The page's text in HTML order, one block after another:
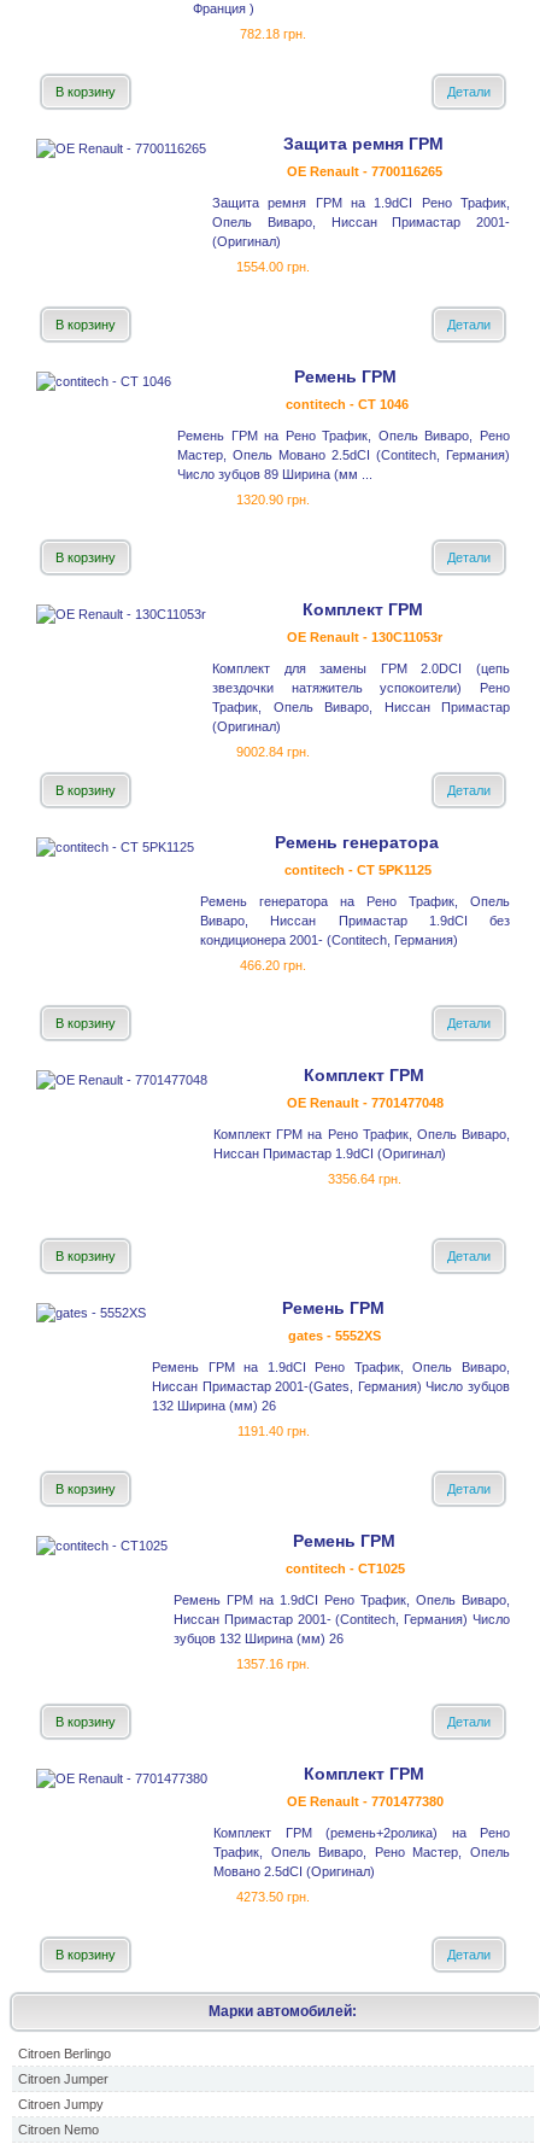
Марки автомобилей:
Citroen Berlingo
Citroen Jumper
Citroen Jumpy
Citroen Nemo
Франция )
782.18 грн.
В корзину Детали
Защита ремня ГРМ
OE Renault - 7700116265
Защита ремня ГРМ на 1.9dCI Рено Трафик,
Опель Виваро, Ниссан Примастар 2001-
(Оригинал)
1554.00 грн.
В корзину Детали
Ремень ГРМ
contitech - CT 1046
Ремень ГРМ на Рено Трафик, Опель Виваро, Рено
Мастер, Опель Мовано 2.5dCI (Contitech, Германия)
Число зубцов 89 Ширина (мм ...
1320.90 грн.
В корзину Детали
Комплект ГРМ
OE Renault - 130C11053r
Комплект для замены ГРМ 2.0DCI (цепь
звездочки натяжитель успокоители) Рено
Трафик, Опель Виваро, Ниссан Примастар
(Оригинал)
9002.84 грн.
В корзину Детали
Ремень генератора
contitech - CT 5PK1125
Ремень генератора на Рено Трафик, Опель
Виваро, Ниссан Примастар 1.9dCI без
кондиционера 2001- (Contitech, Германия)
466.20 грн.
В корзину Детали
Комплект ГРМ
OE Renault - 7701477048
Комплект ГРМ на Рено Трафик, Опель Виваро,
Ниссан Примастар 1.9dCI (Оригинал)
3356.64 грн.
В корзину Детали
Ремень ГРМ
gates - 5552XS
Ремень ГРМ на 1.9dCI Рено Трафик, Опель Виваро,
Ниссан Примастар 2001-(Gates, Германия) Число зубцов
132 Ширина (мм) 26
1191.40 грн.
В корзину Детали
Ремень ГРМ
contitech - CT1025
Ремень ГРМ на 1.9dCI Рено Трафик, Опель Виваро,
Ниссан Примастар 2001- (Contitech, Германия) Число
зубцов 132 Ширина (мм) 26
1357.16 грн.
В корзину Детали
Комплект ГРМ
OE Renault - 7701477380
Комплект ГРМ (ремень+2ролика) на Рено
Трафик, Опель Виваро, Рено Мастер, Опель
Мовано 2.5dCI (Оригинал)
4273.50 грн.
В корзину Детали